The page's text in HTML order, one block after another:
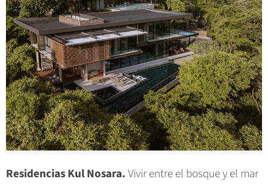
Residencias Kul Nosara.Vivir entre el bosque y el mar